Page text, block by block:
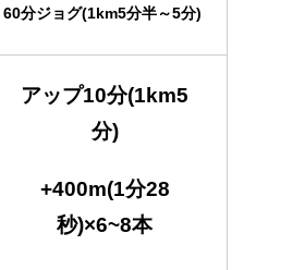
60分ジョグ(1km5分半～5分)
アップ10分(1km5
分)
+400m(1分28
秒)×6~8本